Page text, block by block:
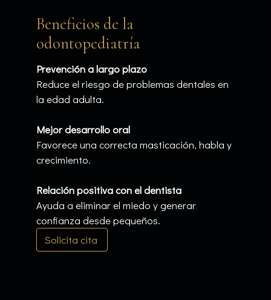
Beneficios de la
odontopediatría
Prevención a largo plazo
Reduce el riesgo de problemas dentales en
la edad adulta.
Mejor desarrollo oral
Favorece una correcta masticación, habla y
crecimiento.
Relación positiva con el dentista
Ayuda a eliminar el miedo y generar
confianza desde pequeños.
Solicita cita